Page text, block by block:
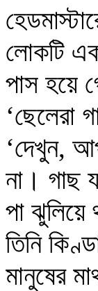
লোকটি
পাস হয়ে
‘ছেলেরা
‘দেখুন,
না। গাছ
পা
তিনি
মানুষের